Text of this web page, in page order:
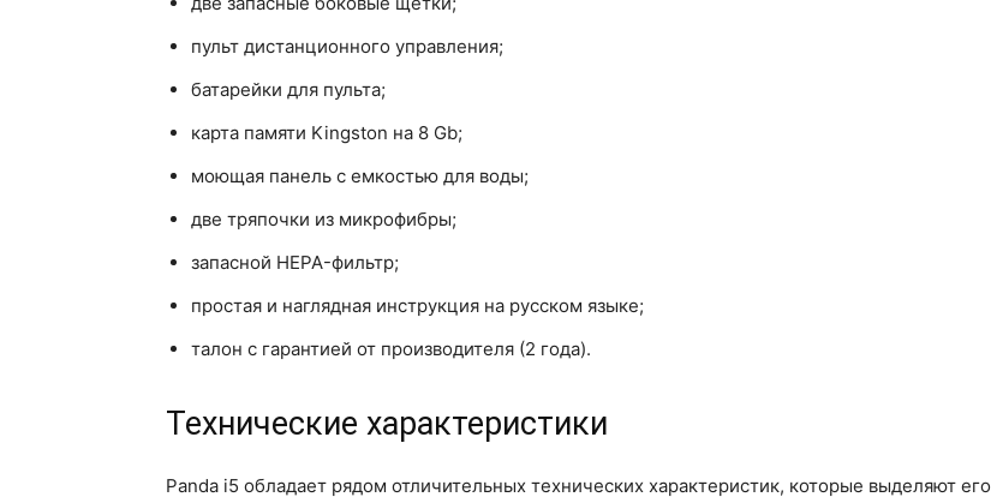
пульт дистанционного управления;
батарейки для пульта;
карта памяти Kingston на 8 Gb;
моющая панель с емкостью для воды;
две тряпочки из микрофибры;
запасной HEPA-фильтр;
простая и наглядная инструкция на русском языке;
талон с гарантией от производителя (2 года).
Технические характеристики
Panda i5 обладает рядом отличительных технических характеристик, которые выделяют его